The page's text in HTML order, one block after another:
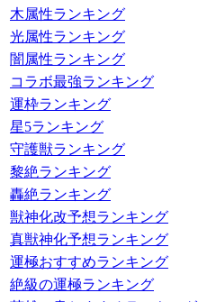
木属性ランキング
光属性ランキング
闇属性ランキング
コラボ最強ランキング
運枠ランキング
星5ランキング
守護獣ランキング
黎絶ランキング
轟絶ランキング
獣神化改予想ランキング
真獣神化予想ランキング
運極おすすめランキング
絶級の運極ランキング